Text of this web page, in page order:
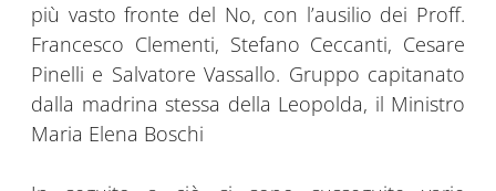
più vasto fronte del No, con l’ausilio dei Proff.
Francesco Clementi, Stefano Ceccanti, Cesare
Pinelli e Salvatore Vassallo. Gruppo capitanato
dalla madrina stessa della Leopolda, il Ministro
Maria Elena Boschi